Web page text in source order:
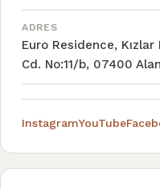
ADRES
Euro Residence, Kızlar
Cd. No:11/b, 07400
InstagramYouTube